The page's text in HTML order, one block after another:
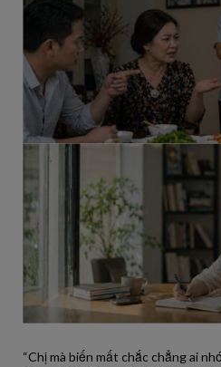
“Chị mà biến mất chắc chẳng ai nhớ